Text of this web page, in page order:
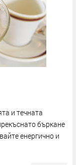
и течната
бъркане
енергично и